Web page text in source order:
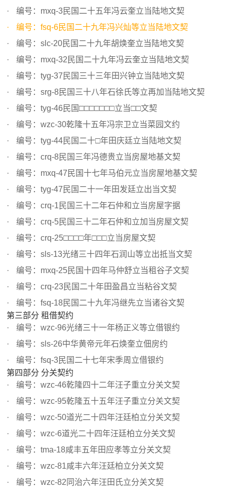
编号：mxq-3民国二十五年冯云奎立当陆地文契
编号：fsq-6民国二十九年冯兴灿等立当陆地文契
编号：slc-20民国二十九年胡焕奎立当陆地文契
编号：mxq-32民国二十九年冯云奎立当陆地文契
编号：tyg-37民国三十三年田兴钟立当陆地文契
编号：srg-8民国三十八年石徐氏等立再加当陆地文契
编号：tyg-46民国□□□□□□□立当□□文契
编号：wzc-30乾隆十五年冯宗卫立当菜园文约
编号：tyg-44民国二十□年田庆廷立当陆地文契
编号：crq-8民国三年冯德贵立当房屋地基文契
编号：mxq-47民国十七年马伯元立当房屋地基文契
编号：tyg-47民国二十一年田发廷立出当文契
编号：crq-1民国三十二年石仲和立当房屋字据
编号：crq-5民国三十二年石仲和立加当房屋文契
编号：crq-25□□□□年□□□立当房屋文契
编号：sls-13光绪三十四年石润山等立出抵当文契
编号：mxq-25民国十四年马仲舒立当租谷子文契
编号：crq-23民国二十年田盈昌立当粘谷文契
编号：fsq-18民国二十九年冯继先立当诸谷文契
第三部分 租借契约
编号：wzc-96光绪三十一年杨正义等立借银约
编号：sls-26中华黄帝元年石焕奎立佃房约
编号：fsq-3民国二十七年宋季周立借银约
第四部分 分关契约
编号：wzc-46乾隆四十二年汪子重立分关文契
编号：wzc-95乾隆五十五年汪子重立分关文契
编号：wzc-50道光二十四年汪廷柏立分关文契
编号：wzc-6道光二十四年汪廷柏立分关文契
编号：tma-18咸丰五年田应孝等立分关文契
编号：wzc-81咸丰六年汪廷柏立分关文契
编号：wzc-82同治六年汪田氏立分关文契